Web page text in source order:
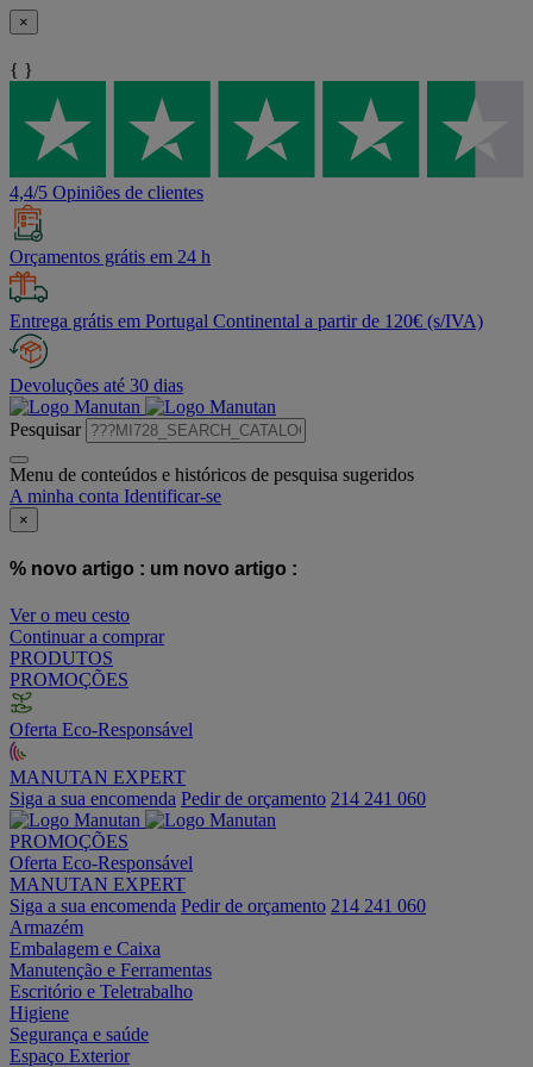
×
{ }
4,4/5 Opiniões de clientes
Orçamentos grátis em 24 h
Entrega grátis em Portugal Continental a partir de 120€ (s/IVA)
Devoluções até 30 dias
Pesquisar
Menu de conteúdos e históricos de pesquisa sugeridos
A minha conta Identificar-se
×
% novo artigo : um novo artigo :
Ver o meu cesto
Continuar a comprar
PRODUTOS
PROMOÇÕES
Oferta Eco-Responsável
MANUTAN EXPERT
Siga a sua encomenda Pedir de orçamento 214 241 060
PROMOÇÕES
Oferta Eco-Responsável
MANUTAN EXPERT
Siga a sua encomenda Pedir de orçamento 214 241 060
Armazém
Embalagem e Caixa
Manutenção e Ferramentas
Escritório e Teletrabalho
Higiene
Segurança e saúde
Espaço Exterior